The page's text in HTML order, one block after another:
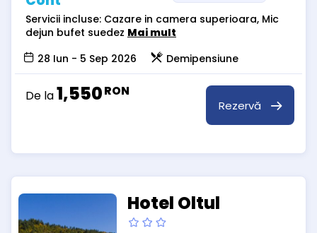
Servicii incluse: Cazare in camera superioara, Mic
dejun bufet suedez Mai mult
28 Iun - 5 Sep 2026
Demipensiune
De la1,550RON
Rezervă
Hotel Oltul